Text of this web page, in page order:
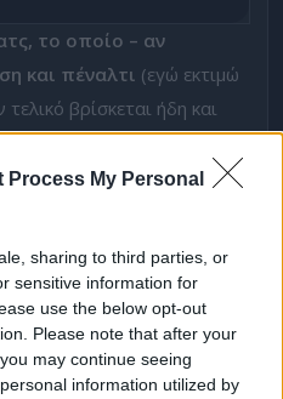
Process My Personal
sharing to third parties, or
sensitive information for
use the below opt-out
Please note that after your
may continue seeing
information utilized by
το οποίο – αν
και πέναλτι (εγώ εκτιμώ
βρίσκεται ήδη και
ημιτελικό με ξεκάθαρο
Το ρόστερ της δείχνει
αντίθεση με τη Γκεντσλέρ
απουσιών και έχει
επιθετικά.